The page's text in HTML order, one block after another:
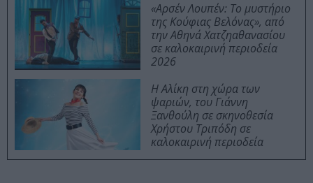
«Αρσέν Λουπέν: Το μυστήριο
της Κούφιας Βελόνας», από
την Αθηνά Χατζηαθανασίου
σε καλοκαιρινή περιοδεία
2026
Η Αλίκη στη χώρα των
ψαριών, του Γιάννη
Ξανθούλη σε σκηνοθεσία
Χρήστου Τριπόδη σε
καλοκαιρινή περιοδεία